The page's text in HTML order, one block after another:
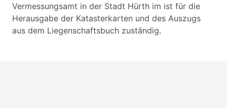
Vermessungsamt in der Stadt Hürth im ist für die
Herausgabe der Katasterkarten und des Auszugs
aus dem Liegenschaftsbuch zuständig.